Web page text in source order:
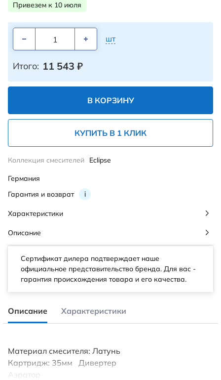
Привезем к 10 июля
шт
Итого: 11 543 ₽
В КОРЗИНУ
КУПИТЬ В 1 КЛИК
Гарантия и возврат i
Коллекция смесителей Eclipse
Германия
Характеристики
Описание
Сертификат дилера подтверждает наше
официальное представительство бренда. Для вас -
гарантия происхождения товара и его качества.
Описание Характеристики
Материал смесителя: Латунь
Картридж: 35мм Дивертер
Аэратор